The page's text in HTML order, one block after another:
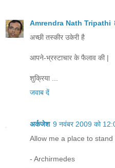
Amrendra Nath Tripathi
अच्छी तस्कीर उकेरी है
आपने-भ्रस्टाचार के फैलाव की |
शुक्रिया ...
जवाब दें
अर्कजेश 9 नवंबर 2009 को
Allow me a place to stand
- Archirmedes